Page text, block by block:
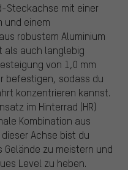
Steckachse mit einer
und einem
robustem Aluminium
als auch langlebig
von 1,0 mm
befestigen, sodass du
konzentrieren kannst.
im Hinterrad (HR)
Kombination aus
Achse bist du
zu meistern und
Level zu heben.